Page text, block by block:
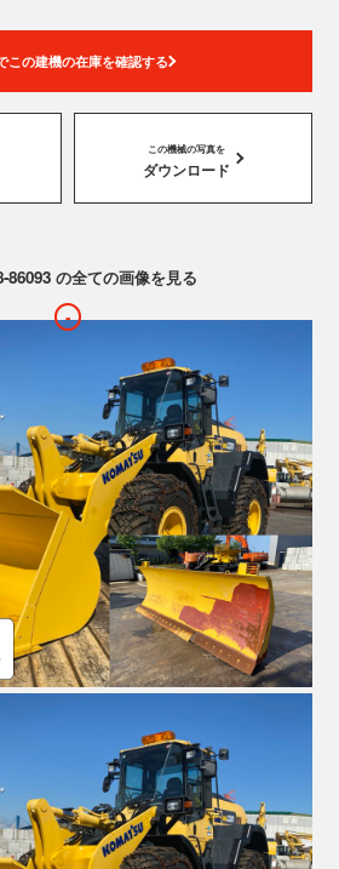
この建機の在庫を確認する
この機械の写真を
ダウンロード
86093 の全ての画像を見る